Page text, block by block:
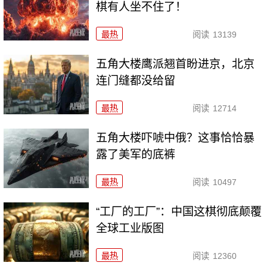
棋有人坐不住了！
最热 阅读 13139
五角大楼鹰派翘首盼进京，北京
连门缝都没给留
最热 阅读 12714
五角大楼吓唬中俄？这事恰恰暴
露了美军的底裤
最热 阅读 10497
“工厂的工厂”：中国这棋彻底颠覆
全球工业版图
最热 阅读 12360